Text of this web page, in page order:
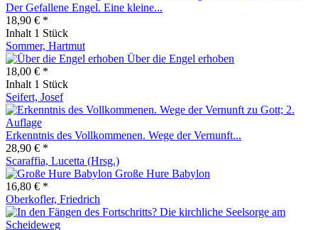
Der Gefallene Engel. Eine kleine...
18,90 € *
Inhalt 1 Stück
Sommer, Hartmut
Über die Engel erhoben
18,00 € *
Inhalt 1 Stück
Seifert, Josef
Erkenntnis des Vollkommenen. Wege der Vernunft...
28,90 € *
Scaraffia, Lucetta (Hrsg.)
Große Hure Babylon
16,80 € *
Oberkofler, Friedrich